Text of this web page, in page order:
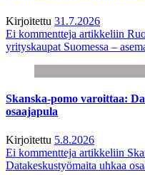
Kirjoitettu 31.7.2026
Ei kommentteja artikkeliin
yrityskaupat Suomessa –
Skanska-pomo varoittaa:
osaajapula
Kirjoitettu 5.8.2026
Ei kommentteja artikkeliin
Datakeskustyömaita uhkaa